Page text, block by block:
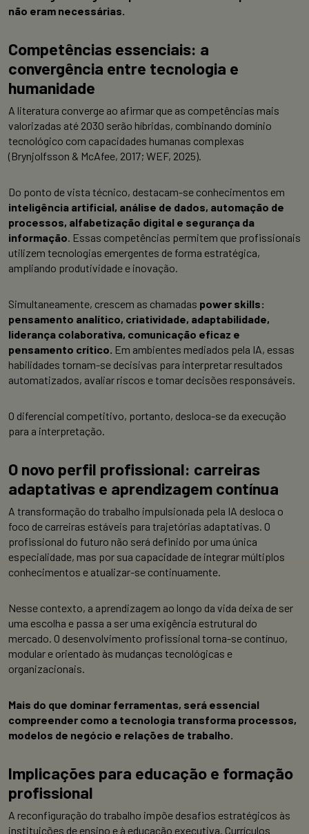
não eram necessárias.
Competências essenciais: a
convergência entre tecnologia e
humanidade
A literatura converge ao afirmar que as competências mais
valorizadas até 2030 serão híbridas, combinando domínio
tecnológico com capacidades humanas complexas
(Brynjolfsson & McAfee, 2017; WEF, 2025).
Do ponto de vista técnico, destacam-se conhecimentos em
inteligência artificial, análise de dados, automação de
processos, alfabetização digital e segurança da
informação. Essas competências permitem que profissionais
utilizem tecnologias emergentes de forma estratégica,
ampliando produtividade e inovação.
Simultaneamente, crescem as chamadas power skills:
pensamento analítico, criatividade, adaptabilidade,
liderança colaborativa, comunicação eficaz e
pensamento crítico. Em ambientes mediados pela IA, essas
habilidades tornam-se decisivas para interpretar resultados
automatizados, avaliar riscos e tomar decisões responsáveis.
O diferencial competitivo, portanto, desloca-se da execução
para a interpretação.
O novo perfil profissional: carreiras
adaptativas e aprendizagem contínua
A transformação do trabalho impulsionada pela IA desloca o
foco de carreiras estáveis para trajetórias adaptativas. O
profissional do futuro não será definido por uma única
especialidade, mas por sua capacidade de integrar múltiplos
conhecimentos e atualizar-se continuamente.
Nesse contexto, a aprendizagem ao longo da vida deixa de ser
uma escolha e passa a ser uma exigência estrutural do
mercado. O desenvolvimento profissional torna-se contínuo,
modular e orientado às mudanças tecnológicas e
organizacionais.
Mais do que dominar ferramentas, será essencial
compreender como a tecnologia transforma processos,
modelos de negócio e relações de trabalho.
Implicações para educação e formação
profissional
A reconfiguração do trabalho impõe desafios estratégicos às
instituições de ensino e à educação executiva. Currículos